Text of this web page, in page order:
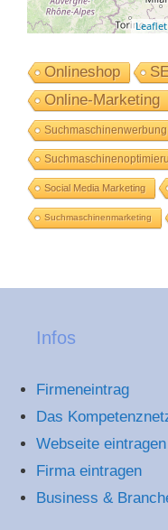
Leaflet
Onlineshop
Online-Marketing
Social Media Marketing
Suchmaschinenmarketing
Infos
Firmeneintrag
Das
Webseite eintragen
Firma eintragen
Business &